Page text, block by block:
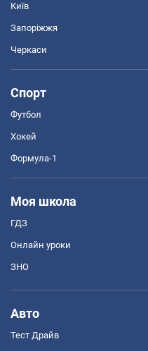
Київ
Запоріжжя
Черкаси
Спорт
Футбол
Хокей
Формула-1
Моя школа
ГДЗ
Онлайн уроки
ЗНО
Авто
Тест Драйв